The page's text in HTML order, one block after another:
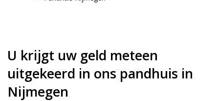
U krijgt uw geld meteen
uitgekeerd in ons pandhuis in
Nijmegen